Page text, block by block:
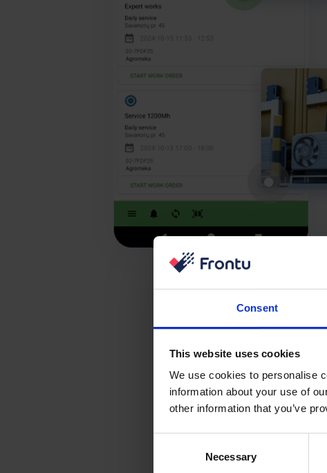
Consent
This website uses cookies
We use cookies to personalise
information about your use of
other information that you’ve
Necessary